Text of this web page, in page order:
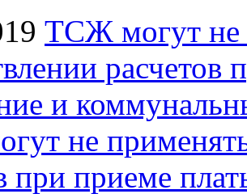
ТСЖ могут не
расчетов
и